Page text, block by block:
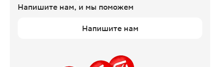
Напишите нам, и мы поможем
Напишите нам